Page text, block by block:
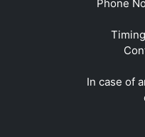
Phone
In case of